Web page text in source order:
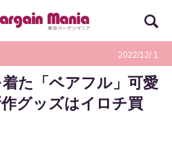
2022/12/ 1
た「ベアフル」可愛
グッズはイロチ買